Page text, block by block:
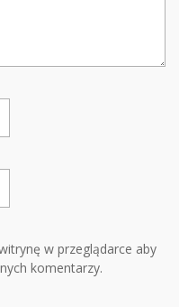
w przeglądarce aby
komentarzy.